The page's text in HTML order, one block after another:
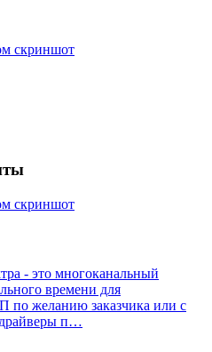
- это многоканальный
времени для
по желанию заказчика или с
п…